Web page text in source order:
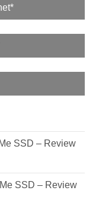
SSD – Review
SSD – Review